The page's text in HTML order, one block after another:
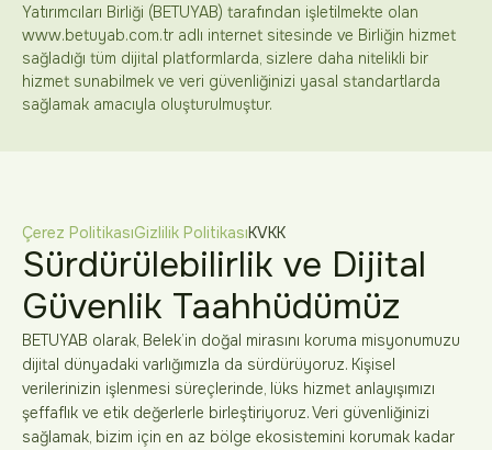
Yatırımcıları Birliği (BETUYAB) tarafından işletilmekte olan
www.betuyab.com.tr adlı internet sitesinde ve Birliğin hizmet
sağladığı tüm dijital platformlarda, sizlere daha nitelikli bir
hizmet sunabilmek ve veri güvenliğinizi yasal standartlarda
sağlamak amacıyla oluşturulmuştur.
Çerez PolitikasıGizlilik PolitikasıKVKK
Sürdürülebilirlik ve Dijital
Güvenlik Taahhüdümüz
BETUYAB olarak, Belek’in doğal mirasını koruma misyonumuzu
dijital dünyadaki varlığımızla da sürdürüyoruz. Kişisel
verilerinizin işlenmesi süreçlerinde, lüks hizmet anlayışımızı
şeffaflık ve etik değerlerle birleştiriyoruz. Veri güvenliğinizi
sağlamak, bizim için en az bölge ekosistemini korumak kadar